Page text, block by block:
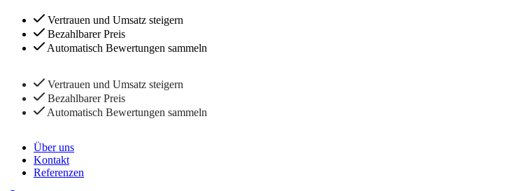
Vertrauen und Umsatz steigern
Bezahlbarer Preis
Automatisch Bewertungen sammeln
Vertrauen und Umsatz steigern
Bezahlbarer Preis
Automatisch Bewertungen sammeln
Über uns
Kontakt
Referenzen